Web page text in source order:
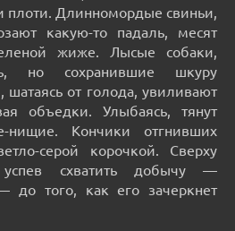
плоти. Длинномордые свиньи,
какую-то падаль, месят
жиже. Лысые собаки,
но сохранившие шкуру
от голода, увиливают
объедки. Улыбаясь, тянут
нищие. Кончики отгнивших
серой корочкой. Сверху
схватить добычу —
до того, как его зачеркнет